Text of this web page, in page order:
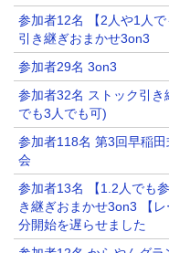
参加者12名 【2人や1人
引き継ぎおまかせ3on3
参加者29名 3on3
参加者32名 ストック引き
でも3人でも可)
参加者118名 第3回早稲
会
参加者13名 【1.2人でも
き継ぎおまかせ3on3 【
分開始を遅らせました